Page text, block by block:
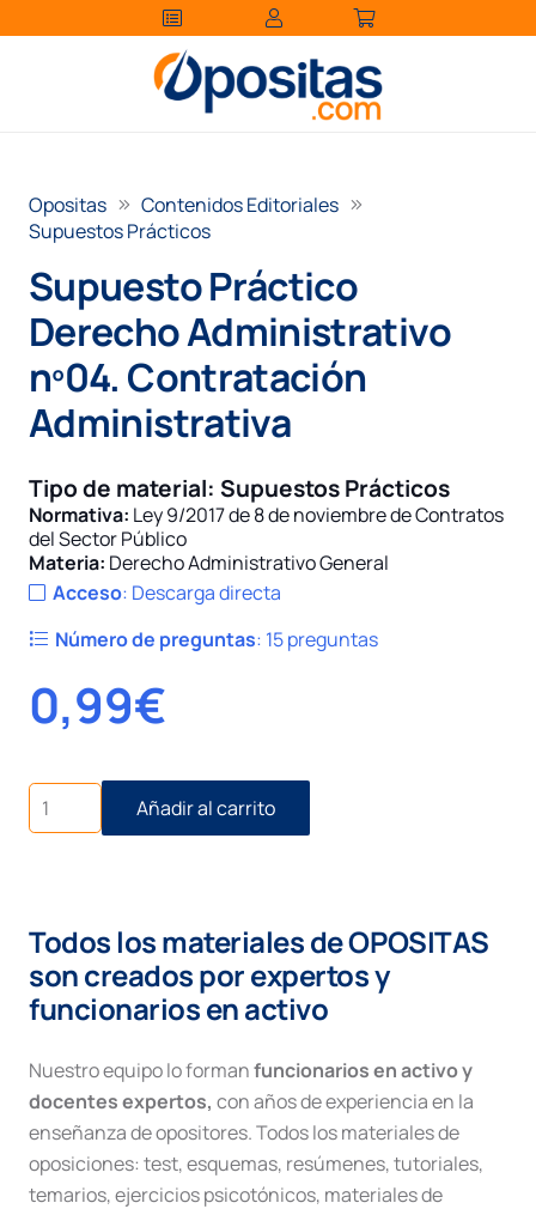
Opositas
Contenidos Editoriales
Supuestos Prácticos
Supuesto Práctico
Derecho Administrativo
nº04. Contratación
Administrativa
Tipo de material: Supuestos Prácticos
Normativa: Ley 9/2017 de 8 de noviembre de Contratos
del Sector Público
Materia: Derecho Administrativo General
Acceso: Descarga directa
Número de preguntas: 15 preguntas
0,99€
Supuesto
Práctico
Derecho
Administrativa
cantidad
Añadir al carrito
Todos los materiales de OPOSITAS
son creados por expertos y
funcionarios en activo
Nuestro equipo lo formanfuncionarios en activo y
docentes expertos, con años de experiencia en la
enseñanza de opositores. Todos los materiales de
oposiciones: test, esquemas, resúmenes, tutoriales,
temarios, ejercicios psicotónicos, materiales de